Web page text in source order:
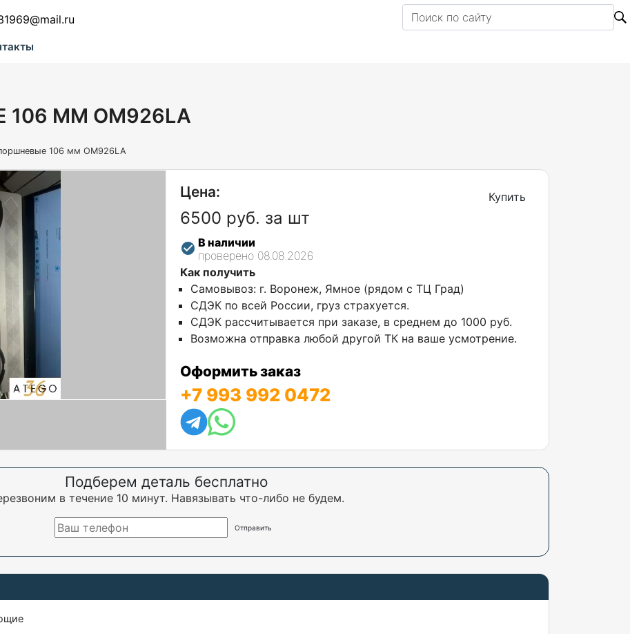
ММ OM926LA
106 мм OM926LA
Цена:
6500 руб. за шт
В наличии
проверено 08.08.2026
Купить
Как получить
Самовывоз: г. Воронеж, Ямное (рядом с ТЦ Град)
СДЭК по всей России, груз страхуется.
СДЭК рассчитывается при заказе, в среднем до 1000 руб.
Возможна отправка любой другой ТК на ваше усмотрение.
Оформить заказ
+7 993 992 0472
Подберем деталь бесплатно
в течение 10 минут. Навязывать что-либо не будем.